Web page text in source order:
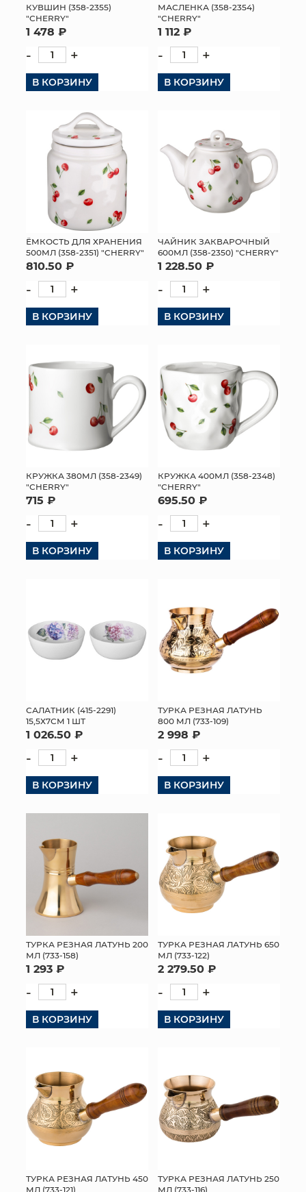
КУВШИН (358-2355)
"CHERRY"
1 478 ₽
- +
В КОРЗИНУ
МАСЛЕНКА (358-2354)
"CHERRY"
1 112 ₽
- +
В КОРЗИНУ
ЁМКОСТЬ ДЛЯ ХРАНЕНИЯ
500МЛ (358-2351) "CHERRY"
810.50 ₽
- +
В КОРЗИНУ
ЧАЙНИК ЗАКВАРОЧНЫЙ
600МЛ (358-2350) "CHERRY"
1 228.50 ₽
- +
В КОРЗИНУ
КРУЖКА 380МЛ (358-2349)
"CHERRY"
715 ₽
- +
В КОРЗИНУ
КРУЖКА 400МЛ (358-2348)
"CHERRY"
695.50 ₽
- +
В КОРЗИНУ
САЛАТНИК (415-2291)
15,5Х7СМ 1 ШТ
1 026.50 ₽
- +
В КОРЗИНУ
ТУРКА РЕЗНАЯ ЛАТУНЬ
800 МЛ (733-109)
2 998 ₽
- +
В КОРЗИНУ
ТУРКА РЕЗНАЯ ЛАТУНЬ 200
МЛ (733-158)
1 293 ₽
- +
В КОРЗИНУ
ТУРКА РЕЗНАЯ ЛАТУНЬ 650
МЛ (733-122)
2 279.50 ₽
- +
В КОРЗИНУ
ТУРКА РЕЗНАЯ ЛАТУНЬ 450
МЛ (733-121)
ТУРКА РЕЗНАЯ ЛАТУНЬ 250
МЛ (733-116)